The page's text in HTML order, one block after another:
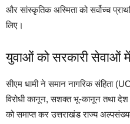
और सांस्कृतिक अस्मिता को सर्वोच्च
लिए।
युवाओं को सरकारी सेवाओं
सीएम धामी ने समान नागरिक संहिता
विरोधी कानून, सशक्त भू-कानून तथा देश
को समाप्त कर उत्तराखंड राज्य